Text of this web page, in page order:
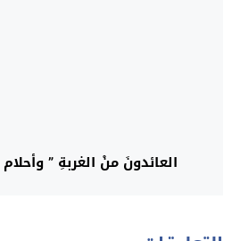
العائدونَ منْ الغربةِ ”